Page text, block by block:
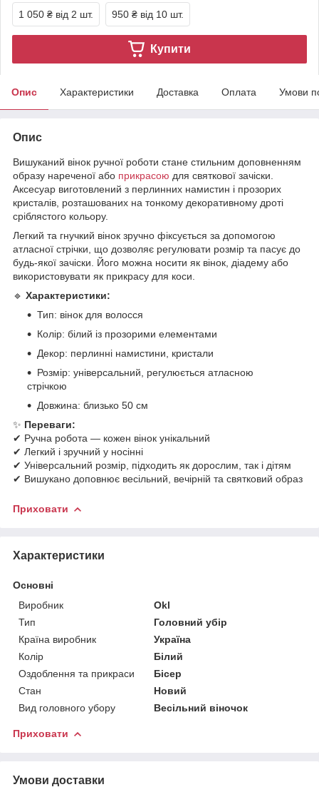
1 050 ₴ від 2 шт. 950 ₴ від 10 шт.
Купити
Опис Характеристики Доставка Оплата Умови
Опис
Вишуканий вінок ручної роботи стане стильним доповненням
образу нареченої або прикрасою для святкової зачіски.
Аксесуар виготовлений з перлинних намистин і прозорих
кристалів, розташованих на тонкому декоративному дроті
сріблястого кольору.
Легкий та гнучкий вінок зручно фіксується за допомогою
атласної стрічки, що дозволяє регулювати розмір та пасує до
будь-якої зачіски. Його можна носити як вінок, діадему або
використовувати як прикрасу для коси.
🔹 Характеристики:
Тип: вінок для волосся
Колір: білий із прозорими елементами
Декор: перлинні намистини, кристали
Розмір: універсальний, регулюється атласною
стрічкою
Довжина: близько 50 см
✨ Переваги:
✔ Ручна робота — кожен вінок унікальний
✔ Легкий і зручний у носінні
✔ Універсальний розмір, підходить як дорослим, так і дітям
✔ Вишукано доповнює весільний, вечірній та святковий образ
Приховати
Характеристики
Основні
Виробник
Okl
Тип
Головний убір
Країна виробник
Україна
Колір
Білий
Оздоблення та прикраси
Бісер
Стан
Новий
Вид головного убору
Весільний віночок
Приховати
Умови доставки